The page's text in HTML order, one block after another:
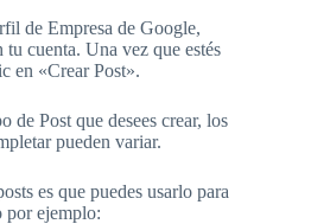
de Empresa de Google,
tu cuenta. Una vez que estés
en «Crear Post».
de Post que desees crear, los
pueden variar.
es que puedes usarlo para
por ejemplo: